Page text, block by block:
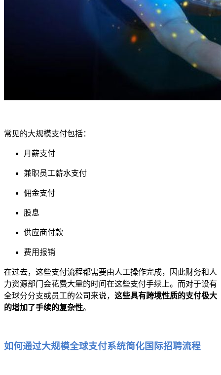
常见的大规模支付包括：
月薪支付
兼职员工薪水支付
佣金支付
股息
供应商付款
费用报销
在过去，这些支付流程都需要由人工操作完成，因此财务和人
力资源部门会花费大量的时间在这些支付手续上。而对于设有
全球分分支或员工的公司来说， 这些具有跨境性质的支付极大
的增加了手续的复杂性。
如何通过大规模全球支付系统简化国际招聘流程